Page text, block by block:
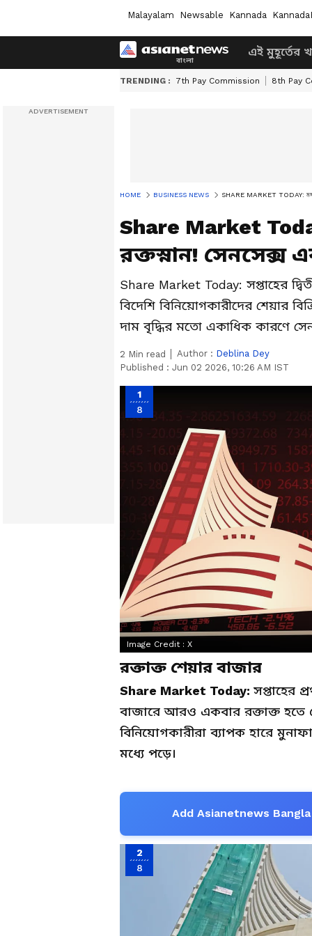
Malayalam Newsable Kannada
এই মুহূর্তের
TRENDING : 7th Pay Commission 8th Pay
HOME BUSINESS NEWS SHARE MARKET TODAY:
Share Market
রক্তস্নান! সেনসেক্স
Share Market Today: সপ্তাহের
বিদেশি বিনিয়োগকারীদের শেয়ার
দাম বৃদ্ধির মতো একাধিক কারণে
2 Min read Author : Deblina Dey
Published : Jun 02 2026, 10:26 AM IST
1
8
Image Credit : X
রক্তাক্ত শেয়ার বাজার
Share Market Today: সপ্তাহের
বাজারে আরও একবার রক্তাক্ত হতে
বিনিয়োগকারীরা ব্যাপক হারে
মধ্যে পড়ে।
Add Asianetnews
2
8